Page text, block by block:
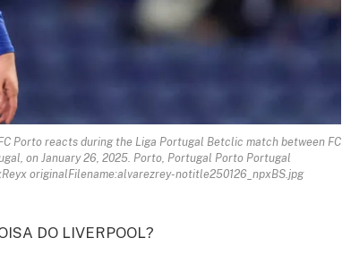
Porto reacts during the Liga Portugal Betclic match between FC
on January 26, 2025. Porto, Portugal Porto Portugal
originalFilename:alvarezrey-notitle250126_npxBS.jpg
DO LIVERPOOL?